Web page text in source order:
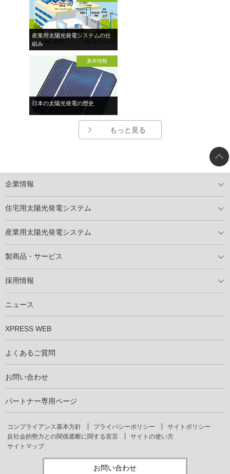
産業用太陽光発電システムの仕
組み
基本情報
日本の太陽光発電の歴史
もっと見る
企業情報
住宅用太陽光発電システム
産業用太陽光発電システム
製商品・サービス
採用情報
ニュース
XPRESS WEB
よくあるご質問
お問い合わせ
パートナー専用ページ
コンプライアンス基本方針 プライバシーポリシー
サイトポリシー
反社会的勢力との関係遮断に関する宣言
サイトの使い方
サイトマップ
お問い合わせ